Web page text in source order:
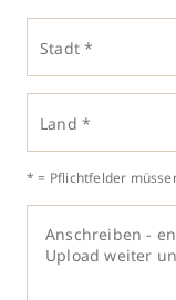
Stadt *
Land *
* = Pflichtfelder